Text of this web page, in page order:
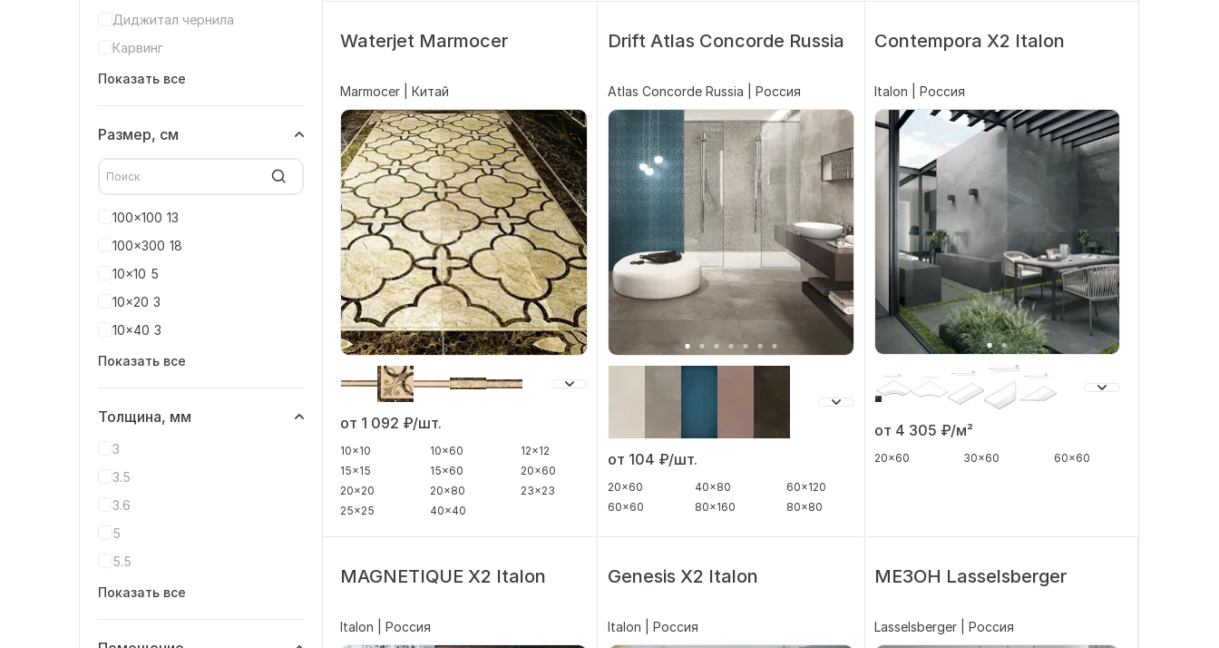
Диджитал чернила
Карвинг
Показать все
Размер, см
100x100 13
100x300 18
10x10 5
10x20 3
10x40 3
Показать все
Толщина, мм
3
3.5
3.6
5
5.5
Показать все
Waterjet Marmocer
Marmocer | Китай
от 1 092 ₽/шт.
10x10 10x60
12x12
15x15
15x60
20x60
20x20
20x80
23x23
25x25
40x40
Drift Atlas Concorde Russia
Atlas Concorde Russia | Россия
от 104 ₽/шт.
20x60 40x80
60x120
60x60
80x160 80x80
Contempora X2 Italon
Italon | Россия
от 4 305 ₽/м²
20x60 30x60 60x60
MAGNETIQUE X2 Italon
Italon | Россия
Genesis Х2 Italon
Italon | Россия
МЕЗОН Lasselsberger
Lasselsberger | Россия